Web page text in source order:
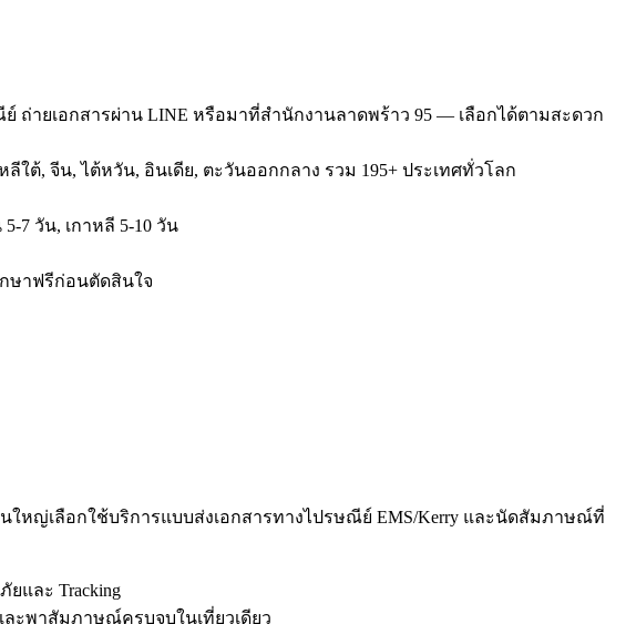
ถ่ายเอกสารผ่าน LINE หรือมาที่สำนักงานลาดพร้าว 95 — เลือกได้ตามสะดวก
ใต้, จีน, ไต้หวัน, อินเดีย, ตะวันออกกลาง รวม 195+ ประเทศทั่วโลก
7 วัน, เกาหลี 5-10 วัน
ษาฟรีก่อนตัดสินใจ
ใหญ่เลือกใช้บริการแบบส่งเอกสารทางไปรษณีย์ EMS/Kerry และนัดสัมภาษณ์ที่
และ Tracking
ละพาสัมภาษณ์ครบจบในเที่ยวเดียว